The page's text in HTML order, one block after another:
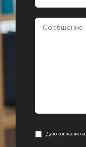
Даю согласие на